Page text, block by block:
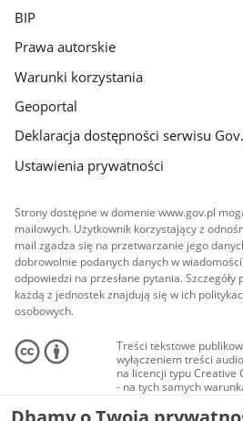
BIP
Prawa autorskie
Warunki korzystania
Geoportal
Deklaracja dostępności serwisu
Ustawienia prywatności
Strony dostępne w domenie www.gov.pl
mailowych. Użytkownik korzystający z
mail zgadza się na przetwarzanie jego
dobrowolnie podanych danych w
odpowiedzi na przesłane pytania.
każdą z jednostek znajdują się w ich
osobowych.
Treści tekstowe
wyłączeniem treści
na licencji typu Creative
- na tych samych
Materiały
audio i wideo, są